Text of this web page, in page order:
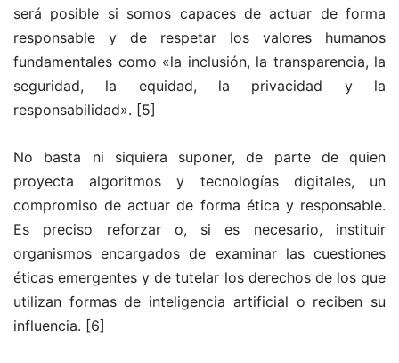
será posible si somos capaces de actuar de forma
responsable y de respetar los valores humanos
fundamentales como «la inclusión, la transparencia, la
seguridad, la equidad, la privacidad y la
responsabilidad». [5]
No basta ni siquiera suponer, de parte de quien
proyecta algoritmos y tecnologías digitales, un
compromiso de actuar de forma ética y responsable.
Es preciso reforzar o, si es necesario, instituir
organismos encargados de examinar las cuestiones
éticas emergentes y de tutelar los derechos de los que
utilizan formas de inteligencia artificial o reciben su
influencia. [6]